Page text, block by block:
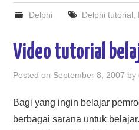
Delphi Delphi tutorial
Video tutorial
Posted on September 8, 2007 by
Bagi yang ingin belajar
berbagai sarana untuk